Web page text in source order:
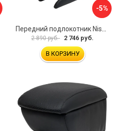
-5%
Передний подлокотник Nissan Almera 2013- AVTOLIDER1 PP-Nissan-Almera-13-01
2 890 руб. 2 746 руб.
В КОРЗИНУ